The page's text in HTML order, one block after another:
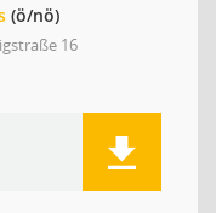
(ö/nö)
16